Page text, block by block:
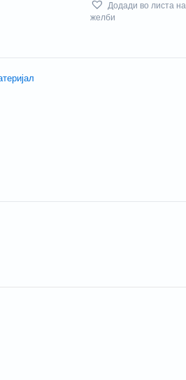
Потрошен материјал
Додади во листа на
желби